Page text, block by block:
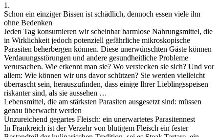
1.
Schon ein einziger Bissen ist schädlich, dennoch essen viele ihn
ohne Bedenken
Jeden Tag konsumieren wir scheinbar harmlose Nahrungsmittel, die
in Wirklichkeit jedoch potenziell gefährliche mikroskopische
Parasiten beherbergen können. Diese unerwünschten Gäste können
Verdauungsstörungen und andere gesundheitliche Probleme
verursachen. Wie erkennt man sie? Wo verstecken sie sich? Und vor
allem: Wie können wir uns davor schützen? Sie werden vielleicht
überrascht sein, herauszufinden, dass einige Ihrer Lieblingsspeisen
riskanter sind, als sie aussehen …
Lebensmittel, die am stärksten Parasiten ausgesetzt sind: müssen
genau überwacht werden
Unzureichend gegartes Fleisch: ein unerwartetes Parasitennest
In Frankreich ist der Verzehr von blutigem Fleisch ein fester